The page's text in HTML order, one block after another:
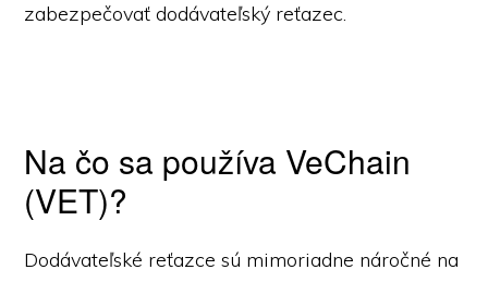
zabezpečovať dodávateľský reťazec.
Na čo sa používa VeChain
(VET)?
Dodávateľské reťazce sú mimoriadne náročné na